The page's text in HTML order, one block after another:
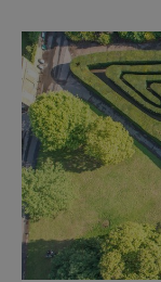
století.
pinterest.